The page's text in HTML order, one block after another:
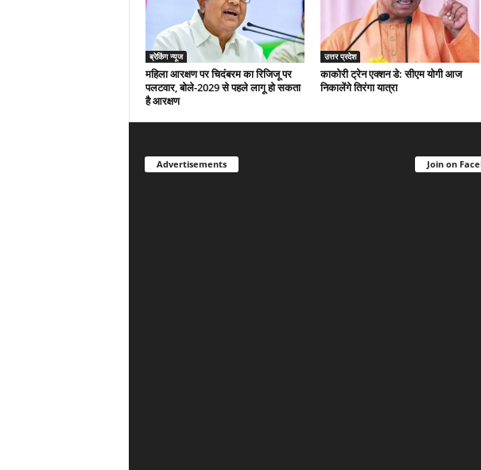
ब्रेकिंग न्यूज
महिला आरक्षण पर चिदंबरम का रिजिजू पर
पलटवार, बोले-2029 से पहले लागू हो सकता
है आरक्षण
उत्तर प्रदेश
काकोरी ट्रेन एक्शन डे: सीएम योगी आज
निकालेंगे तिरंगा यात्रा
Advertisements Join on